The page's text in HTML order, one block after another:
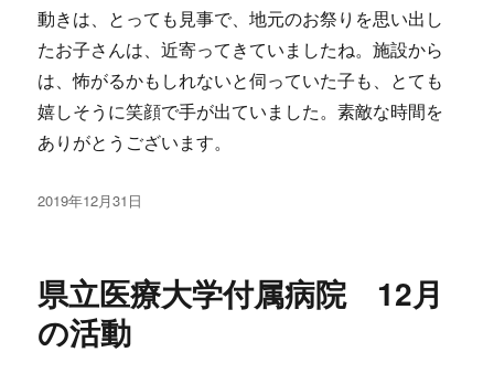
動きは、とっても見事で、地元のお祭りを思い出し
たお子さんは、近寄ってきていましたね。施設から
は、怖がるかもしれないと伺っていた子も、とても
嬉しそうに笑顔で手が出ていました。素敵な時間を
ありがとうございます。
投
2019年12月31日
県立医療大学付属病院 12月
の活動